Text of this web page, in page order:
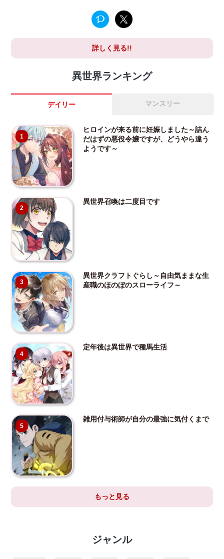
詳しく見る!!
異世界ランキング
デイリー マンスリー
1
ヒロインが来る前に妊娠しました～詰ん
だはずの悪役令嬢ですが、どうやら違う
ようです～
2
異世界召喚は二度目です
3
異世界クラフトぐらし～自由気ままな生
産職のほのぼのスローライフ～
4
定年後は異世界で種馬生活
5
雑用付与術師が自分の最強に気付くまで
もっと見る
ジャンル